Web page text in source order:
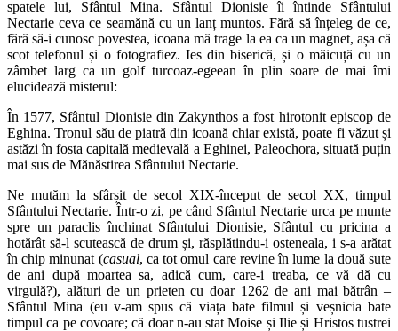
spatele lui, Sfântul Mina. Sfântul Dionisie îi întinde Sfântului
Nectarie ceva ce seamănă cu un lanț muntos. Fără să înțeleg de ce,
fără să-i cunosc povestea, icoana mă trage la ea ca un magnet, așa că
scot telefonul și o fotografiez. Ies din biserică, și o măicuță cu un
zâmbet larg ca un golf turcoaz-egeean în plin soare de mai îmi
elucidează misterul:
În 1577, Sfântul Dionisie din Zakynthos a fost hirotonit episcop de
Eghina. Tronul său de piatră din icoană chiar există, poate fi văzut și
astăzi în fosta capitală medievală a Eghinei, Paleochora, situată puțin
mai sus de Mănăstirea Sfântului Nectarie.
Ne mutăm la sfârșit de secol XIX-început de secol XX, timpul
Sfântului Nectarie. Într-o zi, pe când Sfântul Nectarie urca pe munte
spre un paraclis închinat Sfântului Dionisie, Sfântul cu pricina a
hotărât să-l scutească de drum și, răsplătindu-i osteneala, i s-a arătat
în chip minunat (casual, ca tot omul care revine în lume la două sute
de ani după moartea sa, adică cum, care-i treaba, ce vă dă cu
virgulă?), alături de un prieten cu doar 1262 de ani mai bătrân –
Sfântul Mina (eu v-am spus că viața bate filmul și veșnicia bate
timpul ca pe covoare; că doar n-au stat Moise și Ilie și Hristos tustrei